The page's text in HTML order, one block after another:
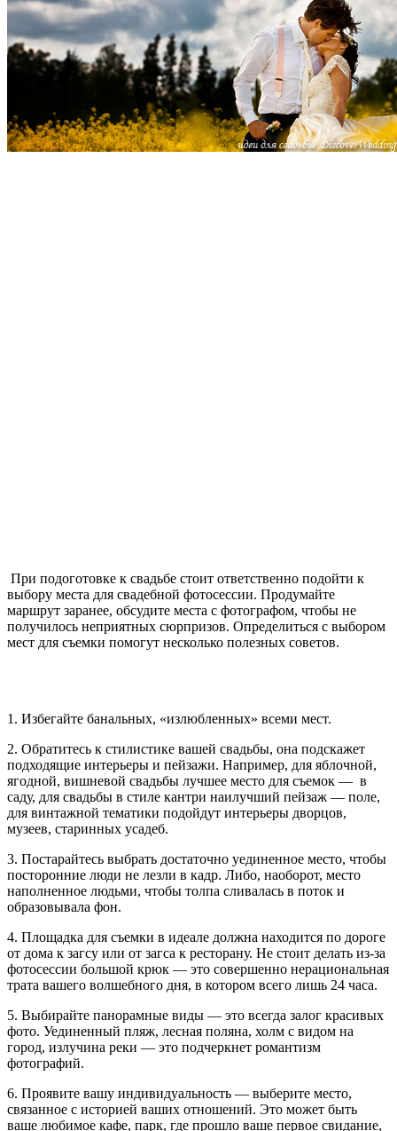
При подоготовке к свадьбе стоит ответственно подойти к
выбору места для свадебной фотосессии. Продумайте
маршрут заранее, обсудите места с фотографом, чтобы не
получилось неприятных сюрпризов. Определиться с выбором
мест для съемки помогут несколько полезных советов.
1. Избегайте банальных, «излюбленных» всеми мест.
2. Обратитесь к стилистике вашей свадьбы, она подскажет
подходящие интерьеры и пейзажи. Например, для яблочной,
ягодной, вишневой свадьбы лучшее место для съемок — в
саду, для свадьбы в стиле кантри наилучший пейзаж — поле,
для винтажной тематики подойдут интерьеры дворцов,
музеев, старинных усадеб.
3. Постарайтесь выбрать достаточно уединенное место, чтобы
посторонние люди не лезли в кадр. Либо, наоборот, место
наполненное людьми, чтобы толпа сливалась в поток и
образовывала фон.
4. Площадка для съемки в идеале должна находится по дороге
от дома к загсу или от загса к ресторану. Не стоит делать из-за
фотосессии большой крюк — это совершенно нерациональная
трата вашего волшебного дня, в котором всего лишь 24 часа.
5. Выбирайте панорамные виды — это всегда залог красивых
фото. Уединенный пляж, лесная поляна, холм с видом на
город, излучина реки — это подчеркнет романтизм
фотографий.
6. Проявите вашу индивидуальность — выберите место,
связанное с историей ваших отношений. Это может быть
ваше любимое кафе, парк, где прошло ваше первое свидание,